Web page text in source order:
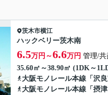
茨木市横江
ハックベリー茨木南
6.5万円～6.6万円 管理/共
35.60㎡～38.90㎡ (1DK～
大阪モノレール本線 「 沢
大阪モノレール本線 「 摂津